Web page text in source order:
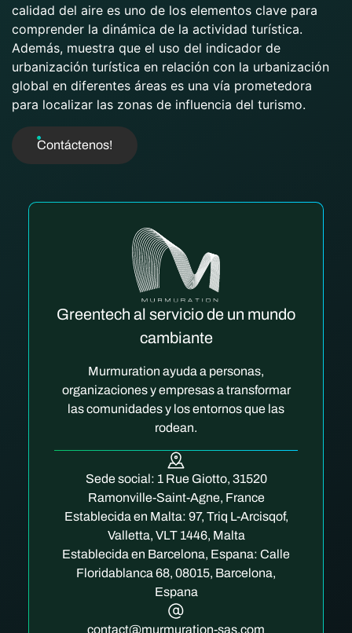
calidad del aire es uno de los elementos clave para
comprender la dinámica de la actividad turística.
Además, muestra que el uso del indicador de
urbanización turística en relación con la urbanización
global en diferentes áreas es una vía prometedora
para localizar las zonas de influencia del turismo.
Contáctenos!
Greentech al servicio de un mundo
cambiante
Murmuration ayuda a personas,
organizaciones y empresas a transformar
las comunidades y los entornos que las
rodean.
Sede social: 1 Rue Giotto, 31520
Ramonville-Saint-Agne, France
Establecida en Malta: 97, Triq L-Arcisqof,
Valletta, VLT 1446, Malta
Establecida en Barcelona, Espana: Calle
Floridablanca 68, 08015, Barcelona,
Espana
contact@murmuration-sas.com